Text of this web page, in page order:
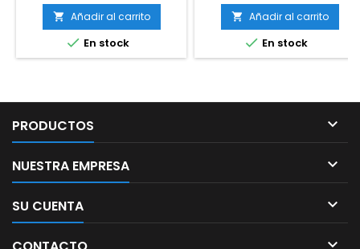
base
 Añadir al carrito
 En stock
 Añadir al carrito
 En stock
PRODUCTOS 
NUESTRA EMPRESA 
SU CUENTA 